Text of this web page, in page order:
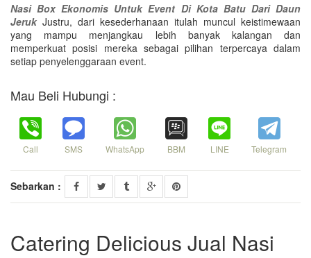
Nasi Box Ekonomis Untuk Event Di Kota Batu Dari Daun
Jeruk Justru, dari kesederhanaan itulah muncul keistimewaan
yang mampu menjangkau lebih banyak kalangan dan
memperkuat posisi mereka sebagai pilihan terpercaya dalam
setiap penyelenggaraan event.
Mau Beli Hubungi :
Call SMS WhatsApp BBM LINE Telegram
Sebarkan :
Catering Delicious Jual Nasi